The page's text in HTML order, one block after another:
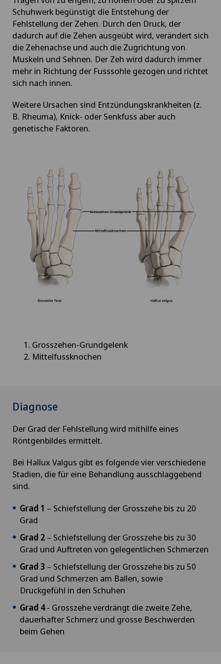
Schuhwerk begünstigt die Entstehung der
Fehlstellung der Zehen. Durch den Druck, der
dadurch auf die Zehen ausgeübt wird, verändert sich
die Zehenachse und auch die Zugrichtung von
Muskeln und Sehnen. Der Zeh wird dadurch immer
mehr in Richtung der Fusssohle gezogen und richtet
sich nach innen.
Weitere Ursachen sind Entzündungskrankheiten (z.
B. Rheuma), Knick- oder Senkfuss aber auch
genetische Faktoren.
Grosszehen-Grundgelenk
Mittelfussknochen
Diagnose
Der Grad der Fehlstellung wird mithilfe eines
Röntgenbildes ermittelt.
Bei Hallux Valgus gibt es folgende vier verschiedene
Stadien, die für eine Behandlung ausschlaggebend
sind.
Grad 1 – Schiefstellung der Grosszehe bis zu 20
Grad
Grad 2 – Schiefstellung der Grosszehe bis zu 30
Grad und Auftreten von gelegentlichen Schmerzen
Grad 3 – Schiefstellung der Grosszehe bis zu 50
Grad und Schmerzen am Ballen, sowie
Druckgefühl in den Schuhen
Grad 4- Grosszehe verdrängt die zweite Zehe,
dauerhafter Schmerz und grosse Beschwerden
beim Gehen